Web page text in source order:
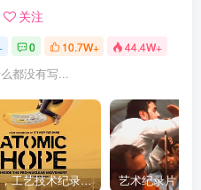
关注
0 10.7W+ 44.4W+
都没有写...
自然，工艺技术纪录片《原子能的希望 Atomic Hope – Inside the Pro-Nuclear Movement》下载